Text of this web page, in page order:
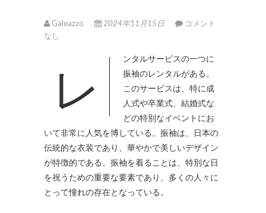
Galeazzo 2024年11月15日
コメント
なし
レンタルサービスの一つに
振袖のレンタルがある。
このサービスは、特に成
人式や卒業式、結婚式な
どの特別なイベントにお
いて非常に人気を博している。振袖は、日本の
伝統的な衣装であり、華やかで美しいデザイン
が特徴的である。振袖を着ることは、特別な日
を祝うための重要な要素であり、多くの人々に
とって憧れの存在となっている。